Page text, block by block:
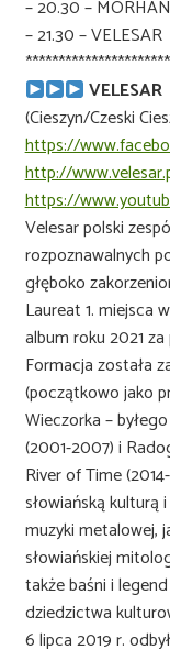
– 20.30 –
– 21.30 – VELESAR
VELESAR
(Cieszyn/Czeski
https://
http://
https://
Velesar polski
rozpoznawalnych
głęboko
Laureat 1. miejsca
album roku 2021 za
Formacja została
(początkowo jako
Wieczorka –
(2001-2007) i
River of Time
słowiańską kulturą
muzyki metalowej,
słowiańskiej
także baśni i
dziedzictwa
6 lipca 2019 r.